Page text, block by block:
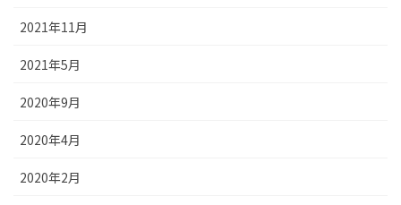
2021年11月
2021年5月
2020年9月
2020年4月
2020年2月